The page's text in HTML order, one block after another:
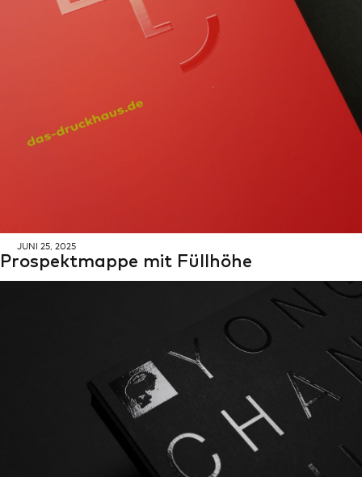
Kontakt
JUNI 25, 2025
Pro­spekt­map­pe mit Füll­hö­he